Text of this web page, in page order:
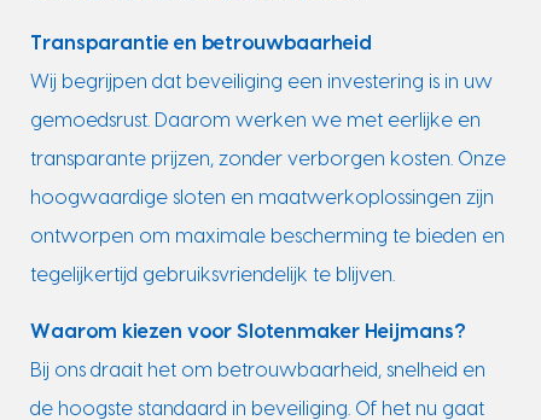
Transparantie en betrouwbaarheid
Wij begrijpen dat beveiliging een investering is in uw
gemoedsrust. Daarom werken we met eerlijke en
transparante prijzen, zonder verborgen kosten. Onze
hoogwaardige sloten en maatwerkoplossingen zijn
ontworpen om maximale bescherming te bieden en
tegelijkertijd gebruiksvriendelijk te blijven.
Waarom kiezen voor Slotenmaker Heijmans?
Bij ons draait het om betrouwbaarheid, snelheid en
de hoogste standaard in beveiliging. Of het nu gaat